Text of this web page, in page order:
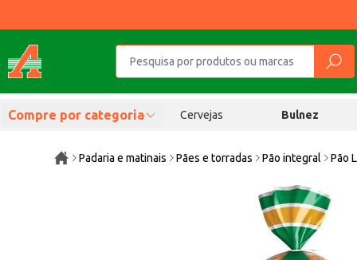
Compre por categoria Cervejas Bulnez
Padaria e matinais Pães e torradas Pão integral Pão